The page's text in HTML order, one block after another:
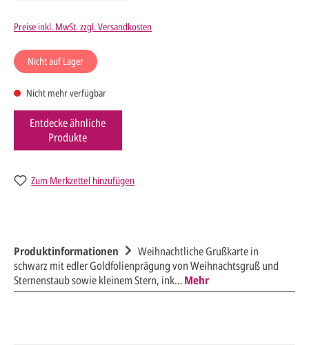
Preise inkl. MwSt. zzgl. Versandkosten
Nicht auf Lager
Nicht mehr verfügbar
Entdecke ähnliche
Produkte
Zum Merkzettel hinzufügen
Produktinformationen
Weihnachtliche Grußkarte in
schwarz mit edler Goldfolienprägung von Weihnachtsgruß und
Sternenstaub sowie kleinem Stern, ink…Mehr